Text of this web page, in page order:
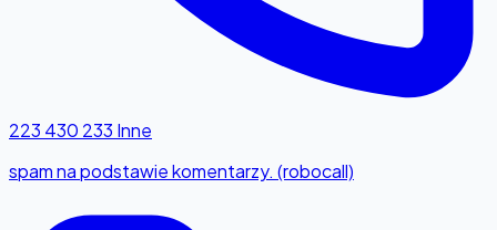
223 430 233 Inne
spam na podstawie komentarzy. (robocall)